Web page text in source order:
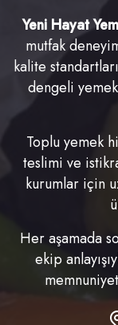
Yeni Hayat
mutfak
kalite
dengeli
Toplu yemek
teslimi ve
kurumlar için
Her aşamada
ekip